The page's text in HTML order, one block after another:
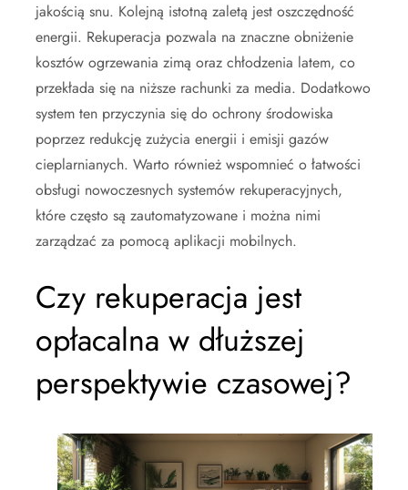
jakością snu. Kolejną istotną zaletą jest oszczędność
energii. Rekuperacja pozwala na znaczne obniżenie
kosztów ogrzewania zimą oraz chłodzenia latem, co
przekłada się na niższe rachunki za media. Dodatkowo
system ten przyczynia się do ochrony środowiska
poprzez redukcję zużycia energii i emisji gazów
cieplarnianych. Warto również wspomnieć o łatwości
obsługi nowoczesnych systemów rekuperacyjnych,
które często są zautomatyzowane i można nimi
zarządzać za pomocą aplikacji mobilnych.
Czy rekuperacja jest
opłacalna w dłuższej
perspektywie czasowej?